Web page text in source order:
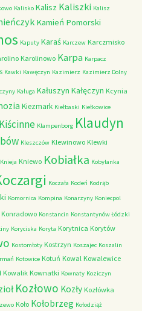
Kalisko Kalisz Kaliszki Kalisz
Kamień Pomorski
Kaputy Karaś Karczew Karczmisko
Karolinowo Karpa Karpacz
Kawki Kawęczyn Kazimierz Kazimierz Dolny
Kaługa Kałuszyn Kałęczyn Kcynia
Kiezmark Kiełbaski Kiełkowice
Kiścinne Klampenborg Klaudyn
Kleszczów Klewinowo Klewki
Knieja Kniewo Kobiałka Kobylanka
Koczała Kodeń Kodrąb
Komornica Kompina Konarzyny Koniecpol
Konradowo Konstancin Konstantynów Łódzki
Koryciska Koryta Korytnica Korytów
Kostomłoty Kostrzyn Koszajec Koszalin
Kotowice Kotuń Kowal Kowalewice
Kowalik Kownatki Kownaty Koziczyn
Kozłowo Kozły Kozłówka
Koło Kołobrzeg Kołodziąż